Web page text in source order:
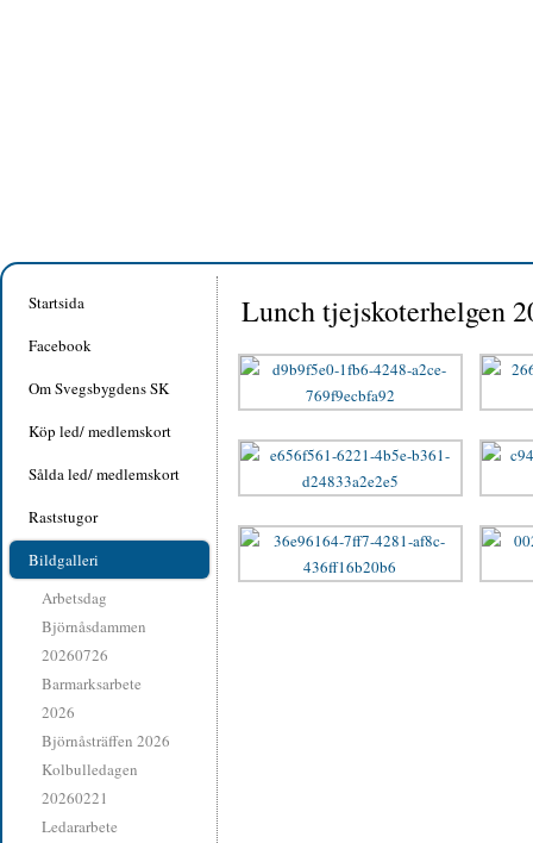
Startsida
Facebook
Om Svegsbygdens SK
Köp led/ medlemskort
Sålda led/ medlemskort
Raststugor
Bildgalleri
Arbetsdag
Björnåsdammen
20260726
Barmarksarbete
2026
Björnåsträffen 2026
Kolbulledagen
20260221
Ledararbete
Lunch tjejskoterhelgen